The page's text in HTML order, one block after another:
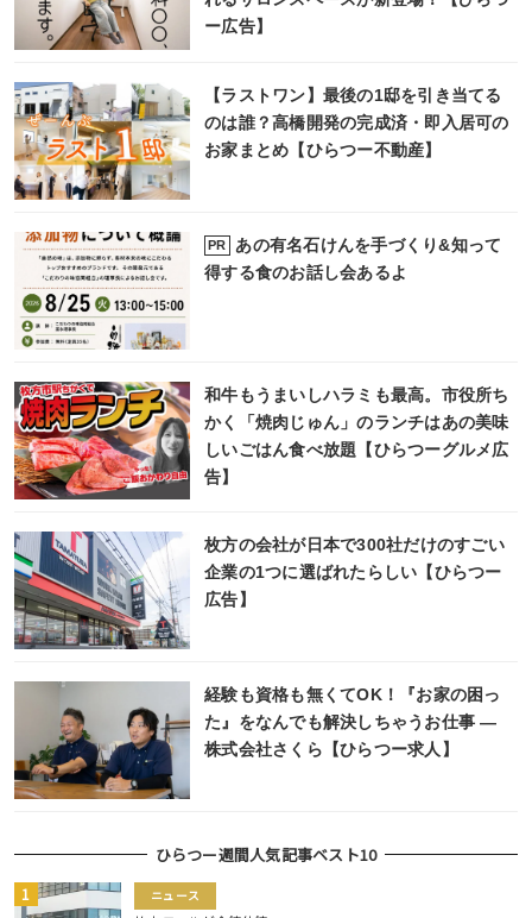
ー広告】
【ラストワン】最後の1邸を引き当てる
のは誰？高橋開発の完成済・即入居可の
お家まとめ【ひらつー不動産】
PR
あの有名石けんを手づくり&知って
得する食のお話し会あるよ
和牛もうまいしハラミも最高。市役所ち
かく「焼肉じゅん」のランチはあの美味
しいごはん食べ放題【ひらつーグルメ広
告】
枚方の会社が日本で300社だけのすごい
企業の1つに選ばれたらしい【ひらつー
広告】
経験も資格も無くてOK！『お家の困っ
た』をなんでも解決しちゃうお仕事 ―
株式会社さくら【ひらつー求人】
ひらつー週間人気記事ベスト10
ニュース